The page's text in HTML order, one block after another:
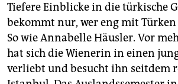
Tiefere Einblicke in die tür­kische
bekommt nur, wer eng mit
So wie Annabelle Häusler. Vor
hat sich die Wienerin in einen
verliebt und besucht ihn seitdem